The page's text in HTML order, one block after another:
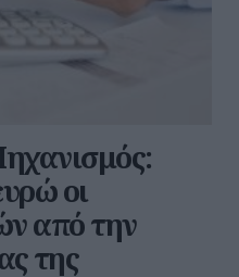
οι
από την
της